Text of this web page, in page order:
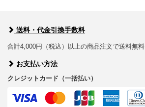
送料・代金引換手数料
合計4,000円（税込）以上の商品注文で送料無料
お支払い方法
クレジットカード（一括払い）